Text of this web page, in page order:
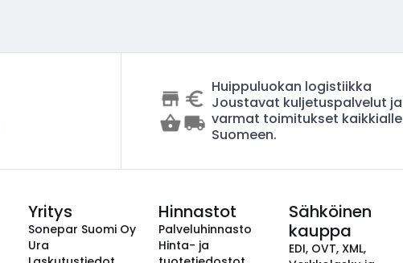
Huippuluokan logistiikka
Joustavat kuljetuspalvelut ja
varmat toimitukset kaikkialle
Suomeen.
Yritys
Sonepar Suomi Oy
Ura
Hinnastot
Palveluhinnasto
Hinta- ja
Sähköinen
kauppa
EDI, OVT, XML,